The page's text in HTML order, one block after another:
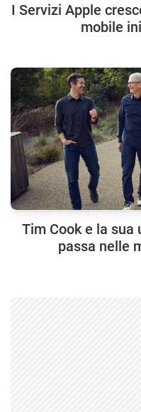
I Servizi Apple
mobile
Tim Cook e la sua
passa nelle